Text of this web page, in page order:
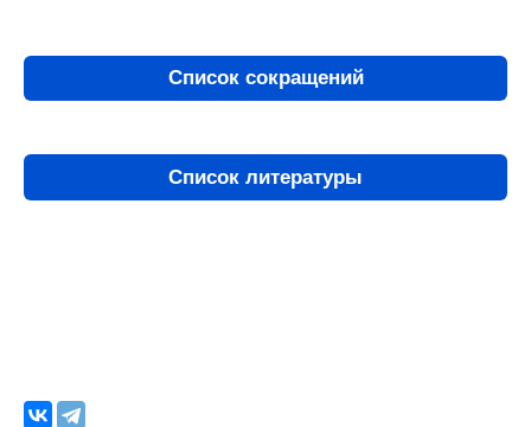
Список сокращений
Список литературы